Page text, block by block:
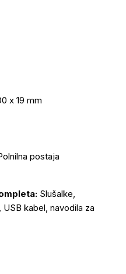
x 19 mm
postaja
Slušalke,
kabel, navodila za